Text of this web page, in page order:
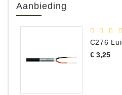
Aanbieding
€ 3,25Prijs